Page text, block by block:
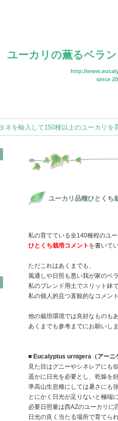
ユーカリの薫るベラ
http://
since
ネを輸入して150種以上のユーカリ
ユーカリ品種ひとくち
私の育てている全140種程のユ
ひとくち栽培コメント を書いて
ただこれはあくまでも、
風通しや日照も悪い我が家のベ
私のブレンド用土でスリット鉢
私の個人的且つ直観的なコメン
他の栽培環境では良好なものも
あくまでも参考までにお願いし
■ Eucalyptus urnigera（アーニ
見た目はグニーやシネレアにも
遥かに日光を必要とし、乾燥を
準高山生息種にしては暑さにも
とにかく日光が足りないと極端
必要日照量は西AZのユーカリに
日光の良く当たる場所で育てら